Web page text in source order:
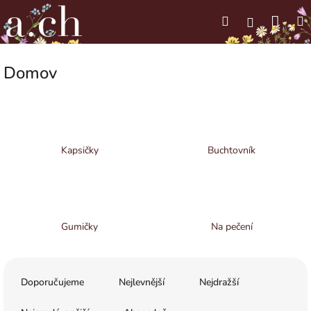
na
obsah
HledatPřihlášení
Domov
Kapsičky Buchtovník
Gumičky Na pečení
Doporučujeme Nejlevnější Nejdražší